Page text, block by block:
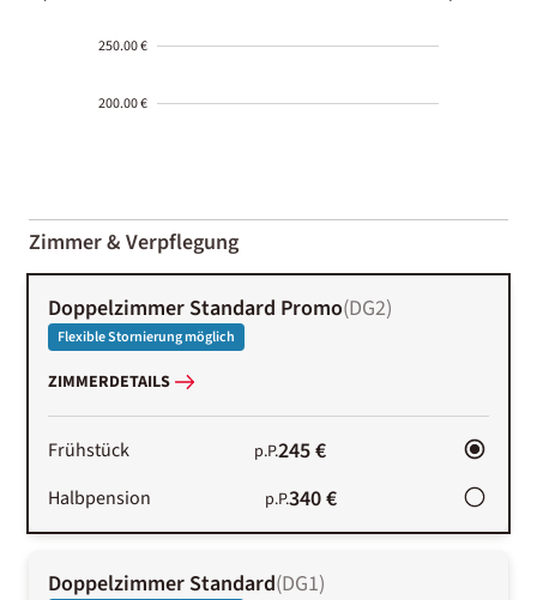
250.00 €
200.00 €
01-02
Zimmer & Verpflegung
Doppelzimmer Standard Promo(DG2)
Flexible Stornierung möglich
ZIMMERDETAILS
Frühstück p.P.245 €
Halbpension p.P.340 €
Doppelzimmer Standard(DG1)